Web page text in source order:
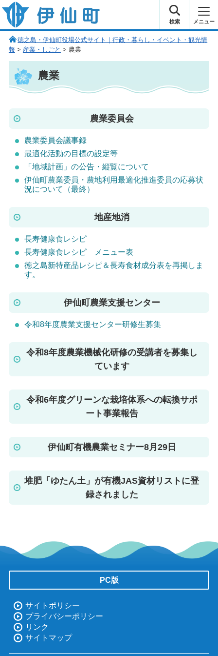
伊仙町 健康・長寿と子宝の町
検索 メニュー
徳之島・伊仙町役場公式サイト｜行政・暮らし・イベント・観光情
報 > 産業・しごと > 農業
農業
農業委員会
農業委員会議事録
最適化活動の目標の設定等
「地域計画」の公告・縦覧について
伊仙町農業委員・農地利用最適化推進委員の応募状
況について（最終）
地産地消
長寿健康食レシピ
長寿健康食レシピ メニュー表
徳之島新特産品レシピ＆長寿食材成分表を再掲しま
す。
伊仙町農業支援センター
令和8年度農業支援センター研修生募集
令和8年度農業機械化研修の受講者を募集し
ています
令和6年度グリーンな栽培体系への転換サポ
ート事業報告
伊仙町有機農業セミナー8月29日
堆肥「ゆたん土」が有機JAS資材リストに登
録されました
PC版
サイトポリシー
プライバシーポリシー
リンク
サイトマップ